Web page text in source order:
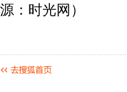
源：时光网）